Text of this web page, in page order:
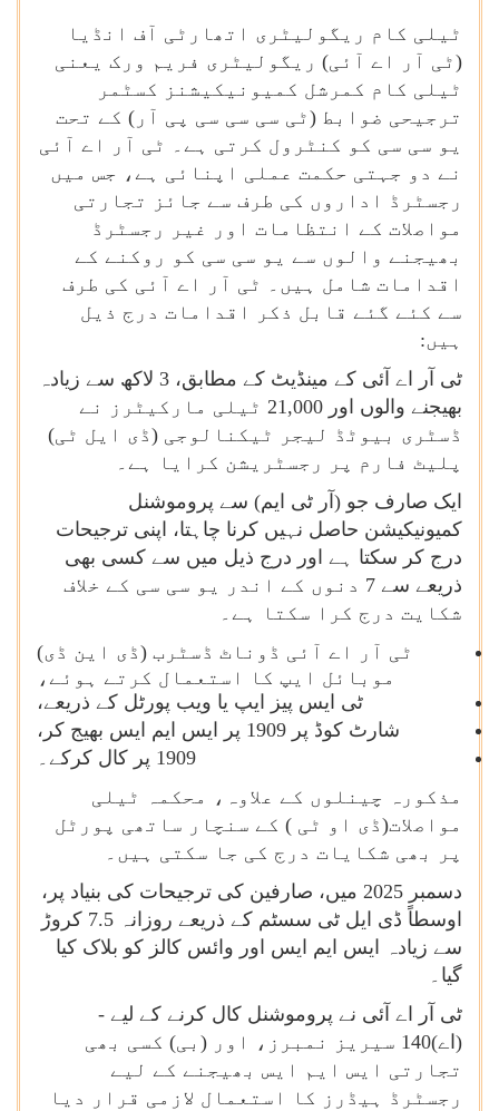
ٹیلی کام ریگولیٹری اتھارٹی آف انڈیا
(ٹی آر اے آئی) ریگولیٹری فریم ورک یعنی
ٹیلی کام کمرشل کمیونیکیشنز کسٹمر
ترجیحی ضوابط (ٹی سی سی سی پی آر) کے تحت
یو سی سی کو کنٹرول کرتی ہے۔ ٹی آر اے آئی
نے دو جہتی حکمت عملی اپنائی ہے، جس میں
رجسٹرڈ اداروں کی طرف سے جائز تجارتی
مواصلات کے انتظامات اور غیر رجسٹرڈ
بھیجنے والوں سے یو سی سی کو روکنے کے
اقدامات شامل ہیں۔ ٹی آر اے آئی کی طرف
سے کئے گئے قابل ذکر اقدامات درج ذیل
ہیں:
ٹی آر اے آئی کے مینڈیٹ کے مطابق، 3 لاکھ سے زیادہ
بھیجنے والوں اور 21,000 ٹیلی مارکیٹرز نے
ڈسٹری بیوٹڈ لیجر ٹیکنالوجی (ڈی ایل ٹی)
پلیٹ فارم پر رجسٹریشن کرایا ہے۔
ایک صارف جو (آر ٹی ایم) سے پروموشنل
کمیونیکیشن حاصل نہیں کرنا چاہتا، اپنی ترجیحات
درج کر سکتا ہے اور درج ذیل میں سے کسی بھی
ذریعے سے 7 دنوں کے اندر یو سی سی کے خلاف
شکایت درج کرا سکتا ہے۔
ٹی آر اے آئی ڈوناٹ ڈسٹرب (ڈی این ڈی)
موبائل ایپ کا استعمال کرتے ہوئے،
ٹی ایس پیز ایپ یا ویب پورٹل کے ذریعے،
شارٹ کوڈ پر 1909 پر ایس ایم ایس بھیج کر،
1909 پر کال کرکے۔
مذکورہ چینلوں کے علاوہ، محکمہ ٹیلی
مواصلات(ڈی او ٹی ) کے سنچار ساتھی پورٹل
پر بھی شکایات درج کی جا سکتی ہیں۔
دسمبر 2025 میں، صارفین کی ترجیحات کی بنیاد پر،
اوسطاً ڈی ایل ٹی سسٹم کے ذریعے روزانہ 7.5 کروڑ
سے زیادہ ایس ایم ایس اور وائس کالز کو بلاک کیا
گیا۔
ٹی آر اے آئی نے پروموشنل کال کرنے کے لیے -
(اے)140 سیریز نمبرز، اور (بی) کسی بھی
تجارتی ایس ایم ایس بھیجنے کے لیے
رجسٹرڈ ہیڈرز کا استعمال لازمی قرار دیا